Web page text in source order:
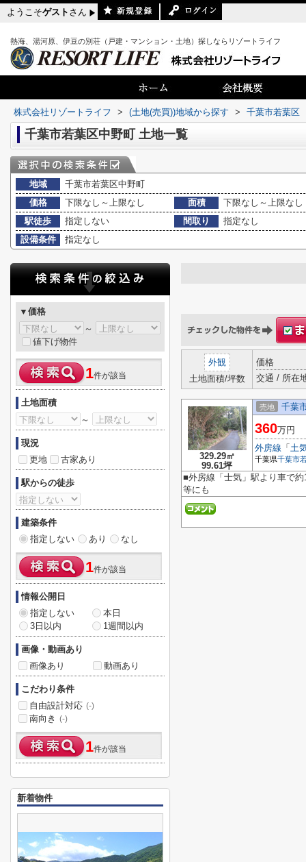
ようこそゲスト さん
熱海、湯河原、伊豆の別荘（戸建・マンション・土地）探しならリゾートライフ
株式会社リゾートライフ > (土地(売買))地域から探す > 千葉市若葉区
千葉市若葉区中野町 土地一覧
地域
千葉市若葉区中野町
価格
下限なし～上限なし 面積
下限なし～上限なし
駅徒歩
指定しない 間取り
指定なし
設備条件
指定なし
外観
土地面積/坪数
価格
交通 / 所在
329.29㎡
99.61坪
売地 千葉
360万円
外房線 「 土
千葉県千葉市
■外房線「士気」駅より車で
等にも
▼価格
～
値下げ物件
1件が該当
土地面積
～
現況
更地
古家あり
駅からの徒歩
建築条件
指定しない
あり なし
1件が該当
情報公開日
指定しない
本日
3日以内
1週間以内
画像・動画あり
画像あり
動画あり
こだわり条件
自由設計対応 (-)
南向き (-)
1件が該当
新着物件